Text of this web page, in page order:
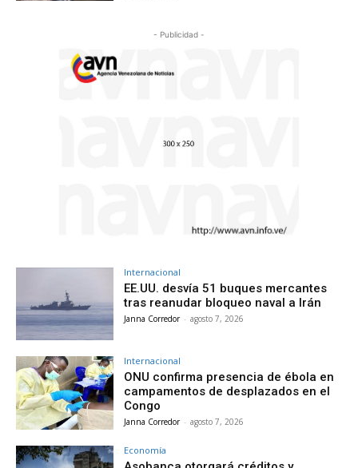
- Publicidad -
Internacional
EE.UU. desvía 51 buques mercantes
tras reanudar bloqueo naval a Irán
Janna Corredor - agosto 7, 2026
Internacional
ONU confirma presencia de ébola en
campamentos de desplazados en el
Congo
Janna Corredor - agosto 7, 2026
Economía